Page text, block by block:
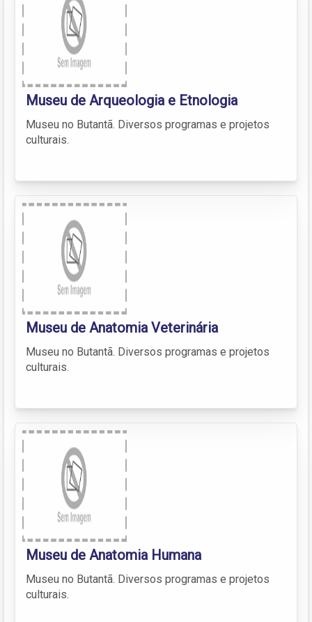
Museu de Arqueologia e Etnologia
Museu no Butantã. Diversos programas e projetos
culturais.
Museu de Anatomia Veterinária
Museu no Butantã. Diversos programas e projetos
culturais.
Museu de Anatomia Humana
Museu no Butantã. Diversos programas e projetos
culturais.